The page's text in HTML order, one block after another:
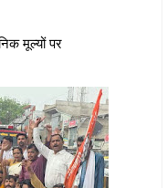
मूल्यों पर